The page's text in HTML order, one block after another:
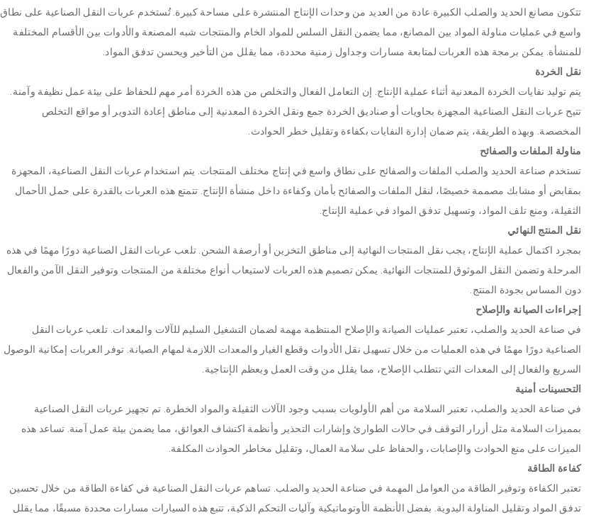
تتكون مصانع الحديد والصلب الكبيرة عادة من العديد من وحدات الإنتاج المنتشرة على مساحة كبيرة. تُستخدم عربات النقل الصناعية على نطاق
واسع في عمليات مناولة المواد بين المصانع، مما يضمن النقل السلس للمواد الخام والمنتجات شبه المصنعة والأدوات بين الأقسام المختلفة
للمنشأة. يمكن برمجة هذه العربات لمتابعة مسارات وجداول زمنية محددة، مما يقلل من التأخير ويحسن تدفق المواد.
نقل الخردة
يتم توليد نفايات الخردة المعدنية أثناء عملية الإنتاج. إن التعامل الفعال والتخلص من هذه الخردة أمر مهم للحفاظ على بيئة عمل نظيفة وآمنة.
تتيح عربات النقل الصناعية المجهزة بحاويات أو صناديق الخردة جمع ونقل الخردة المعدنية إلى مناطق إعادة التدوير أو مواقع التخلص
المخصصة. وبهذه الطريقة، يتم ضمان إدارة النفايات بكفاءة وتقليل خطر الحوادث.
مناولة الملفات والصفائح
تستخدم صناعة الحديد والصلب الملفات والصفائح على نطاق واسع في إنتاج مختلف المنتجات. يتم استخدام عربات النقل الصناعية، المجهزة
بمقابض أو مشابك مصممة خصيصًا، لنقل الملفات والصفائح بأمان وكفاءة داخل منشأة الإنتاج. تتمتع هذه العربات بالقدرة على حمل الأحمال
الثقيلة، ومنع تلف المواد، وتسهيل تدفق المواد في عملية الإنتاج.
نقل المنتج النهائي
بمجرد اكتمال عملية الإنتاج، يجب نقل المنتجات النهائية إلى مناطق التخزين أو أرصفة الشحن. تلعب عربات النقل الصناعية دورًا مهمًا في هذه
المرحلة وتضمن النقل الموثوق للمنتجات النهائية. يمكن تصميم هذه العربات لاستيعاب أنواع مختلفة من المنتجات وتوفير النقل الآمن والفعال
دون المساس بجودة المنتج.
إجراءات الصيانة والإصلاح
في صناعة الحديد والصلب، تعتبر عمليات الصيانة والإصلاح المنتظمة مهمة لضمان التشغيل السليم للآلات والمعدات. تلعب عربات النقل
الصناعية دورًا مهمًا في هذه العمليات من خلال تسهيل نقل الأدوات وقطع الغيار والمعدات اللازمة لمهام الصيانة. توفر العربات إمكانية الوصول
السريع والفعال إلى المعدات التي تتطلب الإصلاح، مما يقلل من وقت العمل ويعظم الإنتاجية.
التحسينات أمنية
في صناعة الحديد والصلب، تعتبر السلامة من أهم الأولويات بسبب وجود الآلات الثقيلة والمواد الخطرة. تم تجهيز عربات النقل الصناعية
بمميزات السلامة مثل أزرار التوقف في حالات الطوارئ وإشارات التحذير وأنظمة اكتشاف العوائق، مما يضمن بيئة عمل آمنة. تساعد هذه
الميزات على منع الحوادث والإصابات، والحفاظ على سلامة العمال، وتقليل مخاطر الحوادث المكلفة.
كفاءة الطاقة
تعتبر الكفاءة وتوفير الطاقة من العوامل المهمة في صناعة الحديد والصلب. تساهم عربات النقل الصناعية في كفاءة الطاقة من خلال تحسين
تدفق المواد وتقليل المناولة اليدوية. بفضل الأنظمة الأوتوماتيكية وآليات التحكم الذكية، تتبع هذه السيارات مسارات محددة مسبقًا، مما يقلل